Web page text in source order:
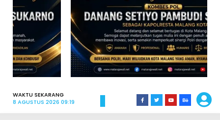
WAKTU SEKARANG
8 AGUSTUS 2026 09:19